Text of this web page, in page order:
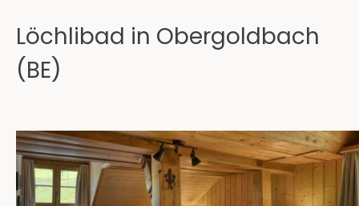
Löchlibad in Obergoldbach
(BE)